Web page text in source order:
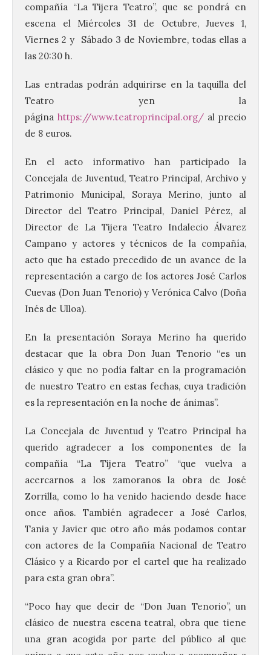
compañía “La Tijera Teatro”, que se pondrá en
escena el Miércoles 31 de Octubre, Jueves 1,
Viernes 2 y Sábado 3 de Noviembre, todas ellas a
las 20:30 h.
Las entradas podrán adquirirse en la taquilla del
Teatro yen la
página https://www.teatroprincipal.org/ al precio
de 8 euros.
En el acto informativo han participado la
Concejala de Juventud, Teatro Principal, Archivo y
Patrimonio Municipal, Soraya Merino, junto al
Director del Teatro Principal, Daniel Pérez, al
Director de La Tijera Teatro Indalecio Álvarez
Campano y actores y técnicos de la compañía,
acto que ha estado precedido de un avance de la
representación a cargo de los actores José Carlos
Cuevas (Don Juan Tenorio) y Verónica Calvo (Doña
Inés de Ulloa).
En la presentación Soraya Merino ha querido
destacar que la obra Don Juan Tenorio “es un
clásico y que no podía faltar en la programación
de nuestro Teatro en estas fechas, cuya tradición
es la representación en la noche de ánimas”.
La Concejala de Juventud y Teatro Principal ha
querido agradecer a los componentes de la
compañía “La Tijera Teatro” “que vuelva a
acercarnos a los zamoranos la obra de José
Zorrilla, como lo ha venido haciendo desde hace
once años. También agradecer a José Carlos,
Tania y Javier que otro año más podamos contar
con actores de la Compañía Nacional de Teatro
Clásico y a Ricardo por el cartel que ha realizado
para esta gran obra”.
“Poco hay que decir de “Don Juan Tenorio”, un
clásico de nuestra escena teatral, obra que tiene
una gran acogida por parte del público al que